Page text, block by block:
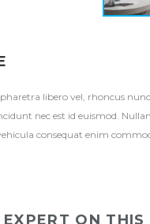
libero vel, rhoncus
nec est id euismod.
consequat enim
ON THIS